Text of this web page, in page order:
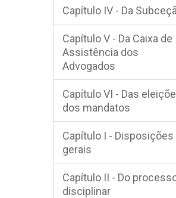
Capítulo IV - Da
Capítulo V - Da Caixa de
Assistência dos
Advogados
Capítulo VI - Das
dos mandatos
Capítulo I - Disposições
gerais
Capítulo II - Do
disciplinar